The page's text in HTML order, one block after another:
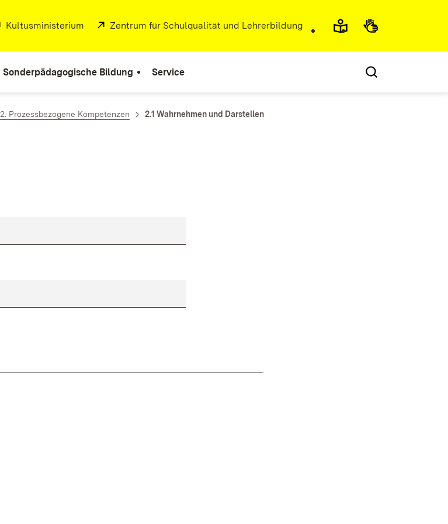
Extern:
Kultusministerium (Öffnet in neuem Fenster)
Extern:
Zentrum für Schulqualität und Lehrerbildung
Sonderpädagogische Bildung Service
2. Prozessbezogene Kompetenzen 2.1 Wahrnehmen und Darstellen